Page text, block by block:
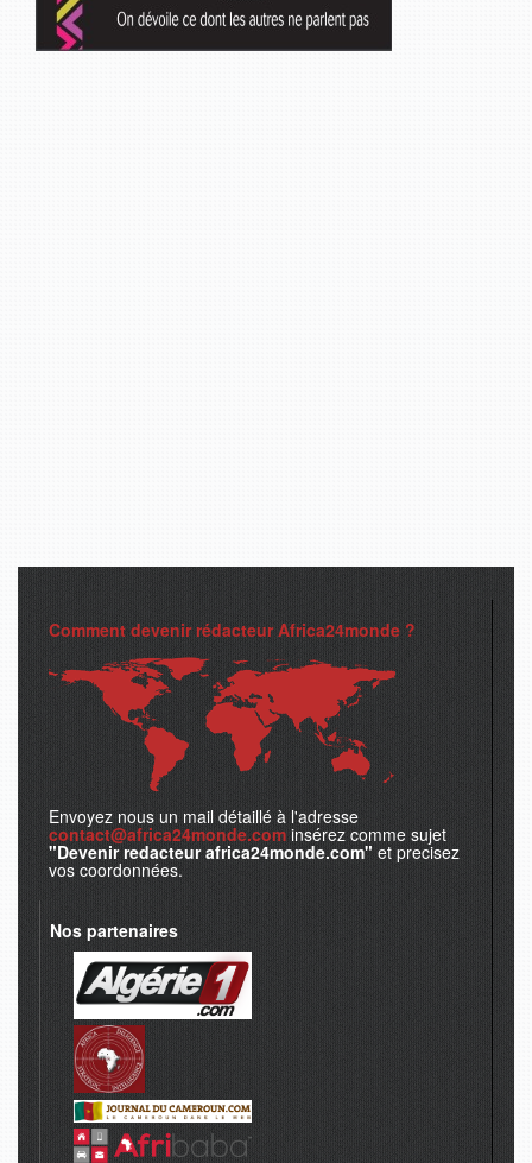
Comment devenir rédacteur Africa24monde ?
Envoyez nous un mail détaillé à l'adresse
contact@africa24monde.com insérez comme sujet
"Devenir redacteur africa24monde.com" et precisez
vos coordonnées.
Nos partenaires